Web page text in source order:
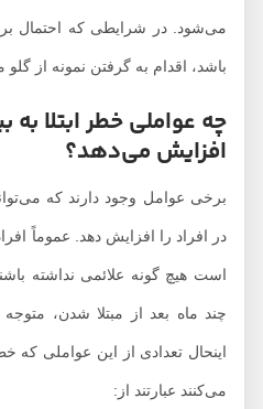
می‌شود. در شرایطی که احتمال بروز
باشد، اقدام به گرفتن نمونه از گلو
چه عواملی خطر ابتلا به
افزایش می‌دهد؟
برخی عوامل وجود دارند که می‌تواند خطر
در افراد را افزایش دهد. عموماً افراد
است هيچ ‌گونه علائمی نداشته باشند.
چند ماه بعد از مبتلا شدن، متوجه
اینحال تعدادی از این عواملی که خطر
می‌کنند عبارتند از: